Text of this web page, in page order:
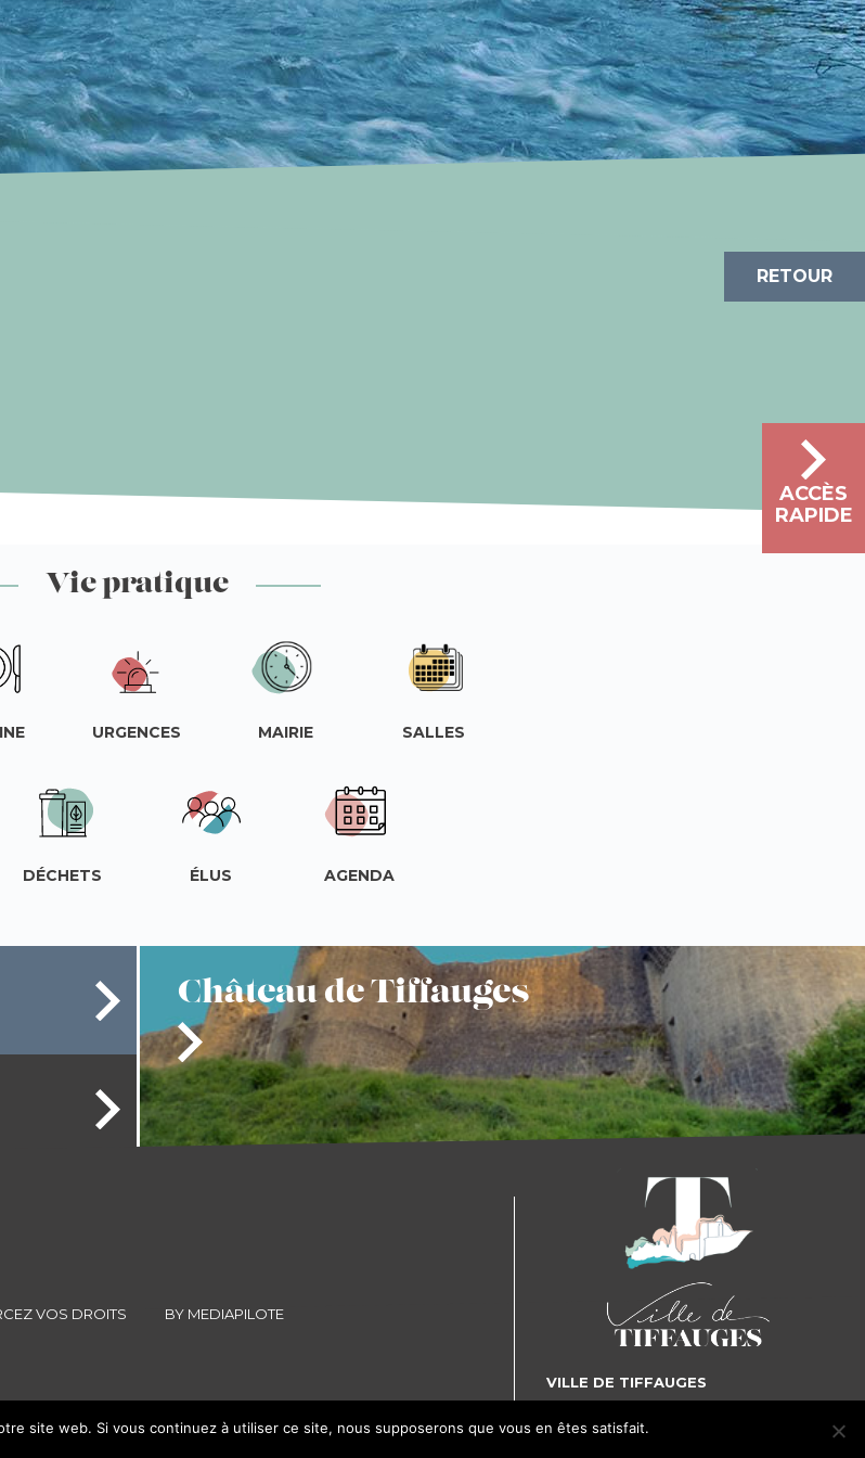
ACCÈS
RAPIDE
RETOUR
Vie pratique
URGENCES MAIRIE SALLES
DÉCHETS ÉLUS AGENDA
Châteaude Tiffauges
VOS DROITS BY MEDIAPILOTE
VILLE DE TIFFAUGES
5, place Gilles de Rais - 85130 TIFFAUGES
site web. Si vous continuez à utiliser ce site, nous supposerons que vous en êtes satisfait.